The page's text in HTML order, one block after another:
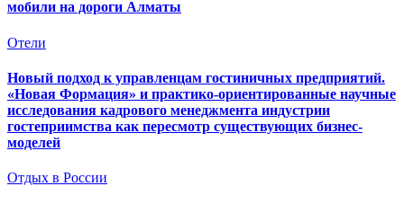
мобили на дороги Алматы
Отели
Новый подход к управленцам гостиничных предприятий.
«Новая Формация» и практико-ориентированные научные
исследования кадрового менеджмента индустрии
гостеприимства как пересмотр существующих бизнес-
моделей
Отдых в России